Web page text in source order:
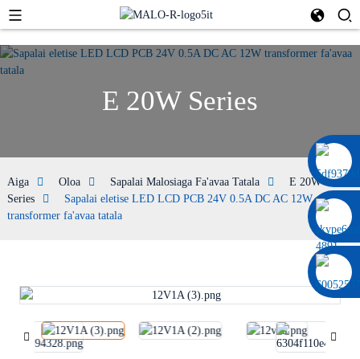
0086 13322920697
E 20W Series
Aiga Oloa Sapalai Malosiaga Fa'avaa Tatala
E 20W
Series
Sapalai eletise LED LCD PCB 24V 0.5A DC AC 12W
transformer fa'avaa tatala